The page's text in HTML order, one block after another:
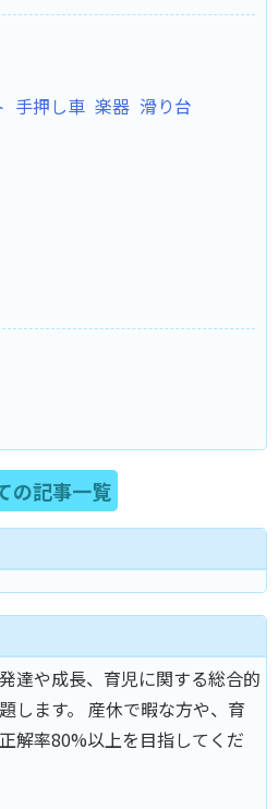
手押し車 楽器 滑り台
の記事一覧
達や成長、育児に関する総合的
します。 産休で暇な方や、育
解率80%以上を目指してくだ